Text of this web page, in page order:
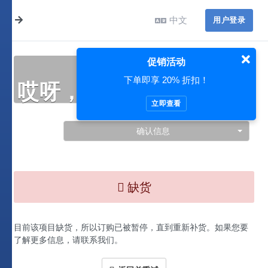
中文 用户登录
哎呀，此处出现了问题…
确认信息
缺货
目前该项目缺货，所以订购已被暂停，直到重新补货。如果您要
了解更多信息，请联系我们。
促销活动
下单即享 20% 折扣！
立即查看